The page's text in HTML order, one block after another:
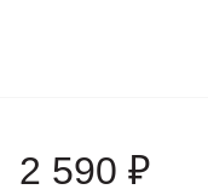
2 590 ₽